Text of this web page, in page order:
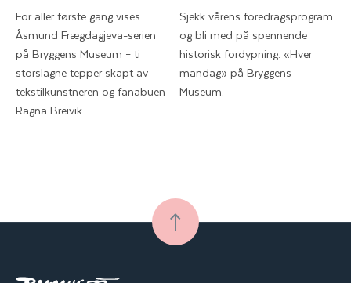
For aller første gang vises
Åsmund Frægdagjeva-serien
på Bryggens Museum – ti
storslagne tepper skapt av
tekstilkunstneren og fanabuen
Ragna Breivik.
Sjekk vårens foredragsprogram
og bli med på spennende
historisk fordypning. «Hver
mandag» på Bryggens
Museum.